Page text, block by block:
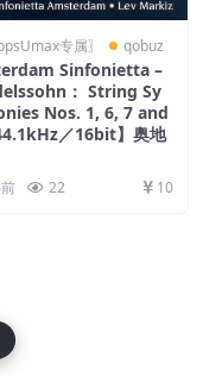
专属〗 qobuz
Sinfonietta –
： String Sy
Nos. 1, 6, 7 and
／16bit】奥地
22 10